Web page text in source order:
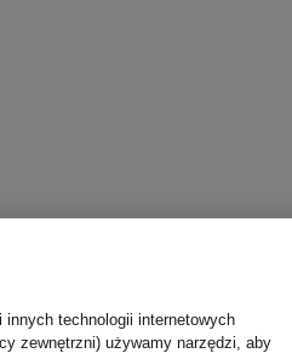
innych technologii internetowych
zewnętrzni) używamy narzędzi, aby